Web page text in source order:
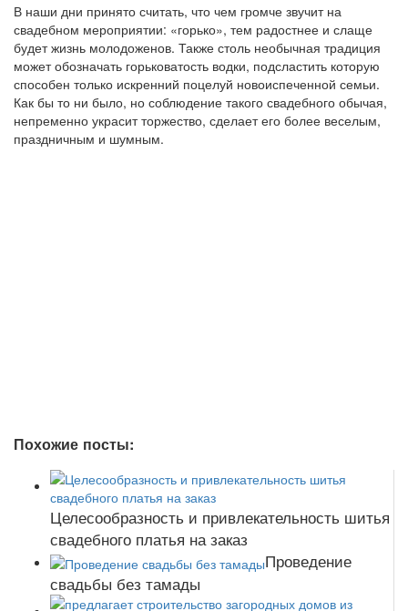
В наши дни принято считать, что чем громче звучит на
свадебном мероприятии: «горько», тем радостнее и слаще
будет жизнь молодоженов. Также столь необычная традиция
может обозначать горьковатость водки, подсластить которую
способен только искренний поцелуй новоиспеченной семьи.
Как бы то ни было, но соблюдение такого свадебного обычая,
непременно украсит торжество, сделает его более веселым,
праздничным и шумным.
Похожие посты:
Целесообразность и привлекательность шитья
свадебного платья на заказ
Проведение
свадьбы без тамады